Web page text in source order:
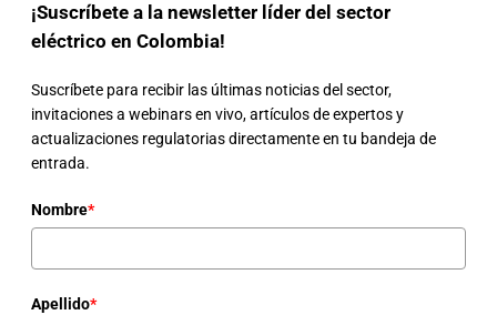
¡Suscríbete a la newsletter líder del sector
eléctrico en Colombia!
Suscríbete para recibir las últimas noticias del sector,
invitaciones a webinars en vivo, artículos de expertos y
actualizaciones regulatorias directamente en tu bandeja de
entrada.
Nombre*
Apellido*